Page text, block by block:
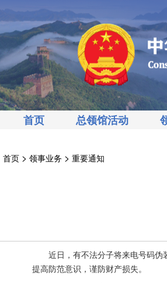
首页 总领馆活动
首页 > 领事业务 > 重要通知
近日，有不法分子将来电号码
提高防范意识，谨防财产损失。